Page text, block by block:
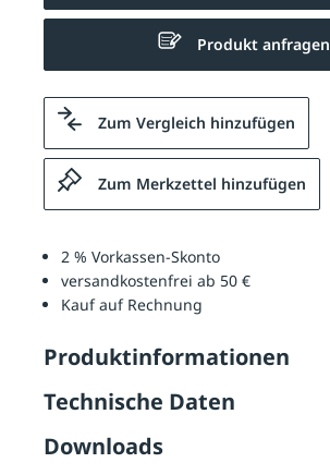
Produkt anfragen
Zum Vergleich hinzufügen
Zum Merkzettel hinzufügen
2 % Vorkassen-Skonto
versandkostenfrei ab 50 €
Kauf auf Rechnung
Produktinformationen
Technische Daten
Downloads